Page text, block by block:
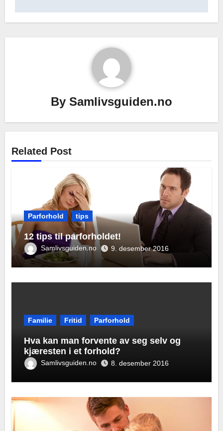
By Samlivsguiden.no
Related Post
Parforhold tips
12 tips til parforholdet!
Samlivsguiden.no 9. desember 2016
Familie Fritid Parforhold
Hva kan man forvente av seg selv og
kjæresten i et forhold?
Samlivsguiden.no 8. desember 2016